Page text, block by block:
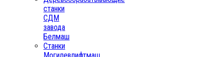
станки
СДМ
завода
Белмаш
Станки